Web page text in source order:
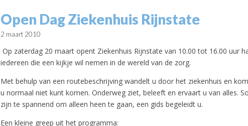
Open Dag Ziekenhuis Rijnstate
2 maart 2010
Op zaterdag 20 maart opent Ziekenhuis Rijnstate van 10.00 tot 16.00 uur
iedereen die een kijkje wil nemen in de wereld van de zorg.
Met behulp van een routebeschrijving wandelt u door het ziekenhuis en
u normaal niet kunt komen. Onderweg ziet, beleeft en ervaart u van alles.
zijn te spannend om alleen heen te gaan, een gids begeleidt u.
Een kleine greep uit het programma: